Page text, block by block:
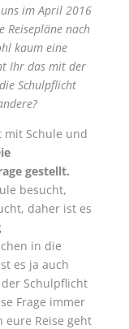
im April 2016
Reisepläne nach
kaum eine
Ihr das mit der
Schulpflicht
mit Schule und
gestellt.
besucht,
daher ist es
in die
es ja auch
Schulpflicht
Frage immer
eure Reise geht